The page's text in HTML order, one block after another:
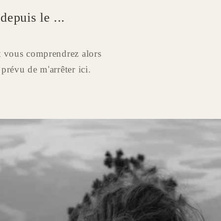
le ...
comprendrez alors
de m'arrêter ici.